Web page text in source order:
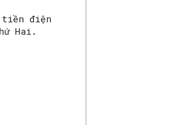
tiền điện
Hai.